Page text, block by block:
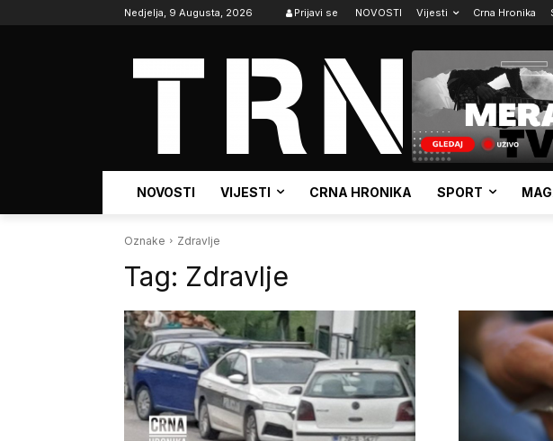
Nedjelja, 9 Augusta, 2026 Prijavi se NOVOSTI Vijesti Crna Hronika
NOVOSTI VIJESTI CRNA HRONIKA SPORT
Oznake Zdravlje
Tag: Zdravlje